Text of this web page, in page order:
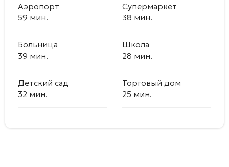
Аэропорт
59 мин.
Супермаркет
38 мин.
Больница
39 мин.
Школа
28 мин.
Детский сад
32 мин.
Торговый дом
25 мин.